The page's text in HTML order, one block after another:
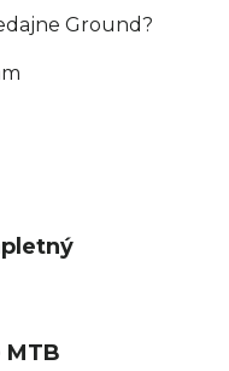
Ground?
MTB